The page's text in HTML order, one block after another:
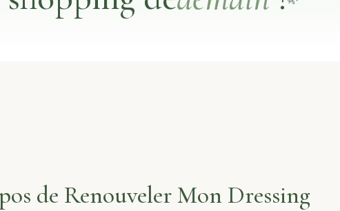
de Renouveler Mon Dressing